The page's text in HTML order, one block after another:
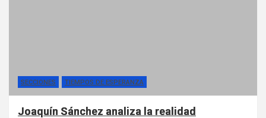
SECCIONES TIEMPOS DE ESPERANZA
Joaquín Sánchez analiza la realidad